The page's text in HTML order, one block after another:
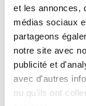
et les annonces,
médias sociaux
partageons
notre site avec
publicité et
avec d'autres
ou qu'ils ont
Journal
20 & 21. Revue
ISSN
02941759
Language
French
BISAC Subject